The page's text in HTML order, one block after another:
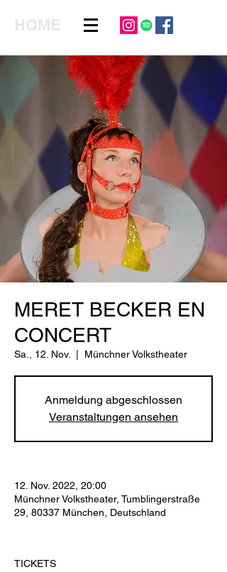
HOME
MERET BECKER EN
CONCERT
Sa., 12. Nov. Münchner Volkstheater
Anmeldung abgeschlossen
Veranstaltungen ansehen
12. Nov. 2022, 20:00
Münchner Volkstheater, Tumblingerstraße
29, 80337 München, Deutschland
TICKETS